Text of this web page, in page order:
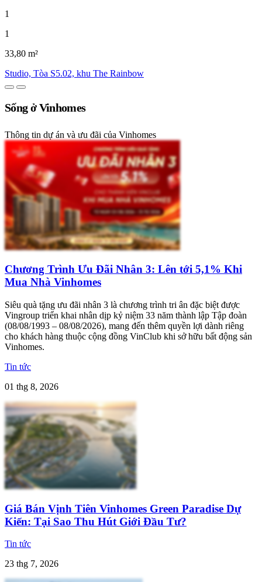
1
1
33,80 m²
Studio, Tòa S5.02, khu The Rainbow
Sống ở Vinhomes
Thông tin dự án và ưu đãi của Vinhomes
Chương Trình Ưu Đãi Nhân 3: Lên tới 5,1% Khi
Mua Nhà Vinhomes
Siêu quà tặng ưu đãi nhân 3 là chương trình tri ân đặc biệt được
Vingroup triển khai nhân dịp kỷ niệm 33 năm thành lập Tập đoàn
(08/08/1993 – 08/08/2026), mang đến thêm quyền lợi dành riêng
cho khách hàng thuộc cộng đồng VinClub khi sở hữu bất động sản
Vinhomes.
Tin tức
01 thg 8, 2026
Giá Bán Vịnh Tiên Vinhomes Green Paradise Dự
Kiến: Tại Sao Thu Hút Giới Đầu Tư?
Tin tức
23 thg 7, 2026